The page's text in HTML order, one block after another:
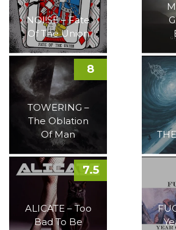
NOI!SE – Fate
Of The Union
TOWERING –
The Oblation
Of Man
8
ALICATE – Too
Bad To Be
7.5